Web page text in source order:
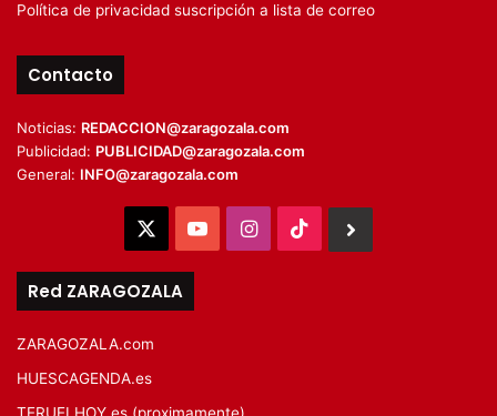
Política de privacidad suscripción a lista de correo
Contacto
Noticias: REDACCION@zaragozala.com
Publicidad: PUBLICIDAD@zaragozala.com
General: INFO@zaragozala.com
YouTubeInstagram
TikTok
Red ZARAGOZALA
ZARAGOZALA.com
HUESCAGENDA.es